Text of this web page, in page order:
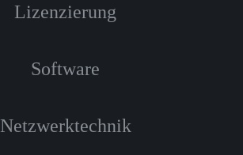
Lizenzierung
Software
Netzwerktechnik